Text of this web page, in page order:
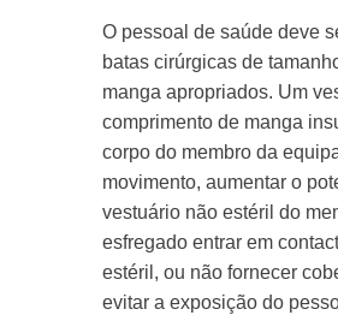
O pessoal de saúde deve
batas cirúrgicas de
manga apropriados. Um
comprimento de manga
corpo do membro da
movimento, aumentar o
vestuário não estéril do
esfregado entrar em
estéril, ou não fornecer
evitar a exposição do